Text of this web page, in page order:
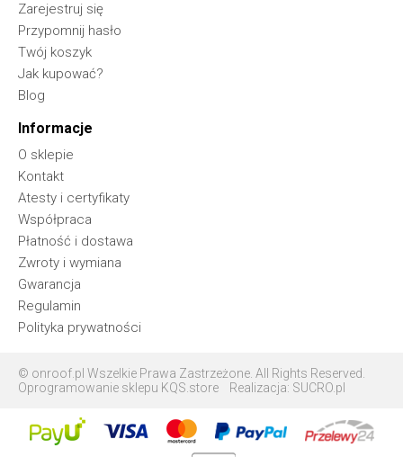
Zarejestruj się
Przypomnij hasło
Twój koszyk
Jak kupować?
Blog
Informacje
O sklepie
Kontakt
Atesty i certyfikaty
Współpraca
Płatność i dostawa
Zwroty i wymiana
Gwarancja
Regulamin
Polityka prywatności
© onroof.pl Wszelkie Prawa Zastrzeżone. All Rights Reserved.
Oprogramowanie sklepu KQS.store
Realizacja: SUCRO.pl